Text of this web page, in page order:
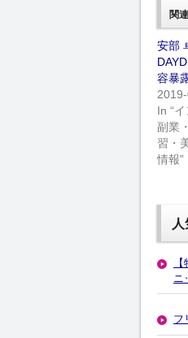
関連
安部
容暴
In “
副業
習・
情報”
ニ
フ